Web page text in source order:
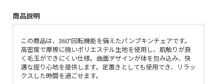
商品説明
この商品は、360°回転機能を備えたパンプキンチェアです。
高密度で摩擦に強いポリエステル生地を使用し、肌触りが良
く毛玉ができにくい仕様。曲面デザインが体を包み込み、快
適な座り心地を提供します。足置きとしても使用でき、リラッ
クスした時間を過ごせます。